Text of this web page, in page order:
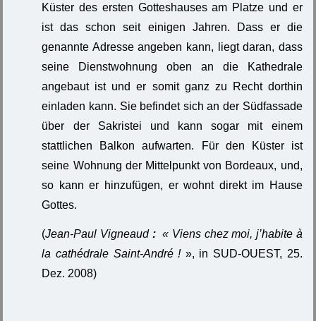
Küster des ersten Gotteshauses am Platze und er
ist das schon seit einigen Jahren. Dass er die
genannte Adresse angeben kann, liegt daran, dass
seine Dienstwohnung oben an die Kathedrale
angebaut ist und er somit ganz zu Recht dorthin
einladen kann. Sie befindet sich an der Südfassade
über der Sakristei und kann sogar mit einem
stattlichen Balkon aufwarten. Für den Küster ist
seine Wohnung der Mittelpunkt von Bordeaux, und,
so kann er hinzufügen, er wohnt direkt im Hause
Gottes.
(Jean-Paul Vigneaud : « Viens chez moi, j’habite à
la cathédrale Saint-André !», in SUD-OUEST, 25.
Dez. 2008)